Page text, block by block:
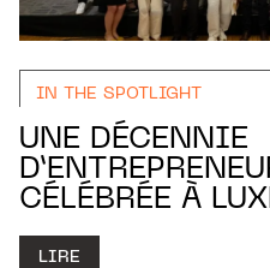
IN THE SPOTLIGHT
UNE DÉCENNIE
CÉLÉBRÉE À
LIRE